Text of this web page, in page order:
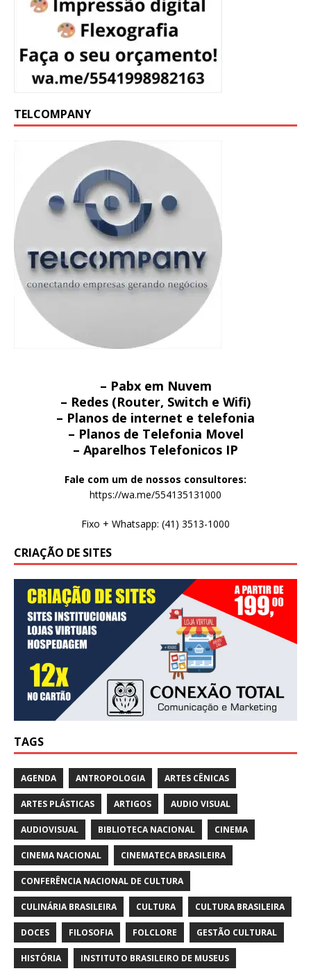
TELCOMPANY
– Pabx em Nuvem
– Redes (Router, Switch e Wifi)
– Planos de internet e telefonia
– Planos de Telefonia Movel
– Aparelhos Telefonicos IP
Fale com um de nossos consultores:
https://wa.me/554135131000
Fixo + Whatsapp: (41) 3513-1000
CRIAÇÃO DE SITES
TAGS
AGENDA ANTROPOLOGIA ARTES CÊNICAS
ARTES PLÁSTICAS ARTIGOS AUDIO VISUAL
AUDIOVISUAL BIBLIOTECA NACIONAL CINEMA
CINEMA NACIONAL CINEMATECA BRASILEIRA
CONFERÊNCIA NACIONAL DE CULTURA
CULINÁRIA BRASILEIRA CULTURA CULTURA BRASILEIRA
DOCES FILOSOFIA FOLCLORE GESTÃO CULTURAL
HISTÓRIA INSTITUTO BRASILEIRO DE MUSEUS